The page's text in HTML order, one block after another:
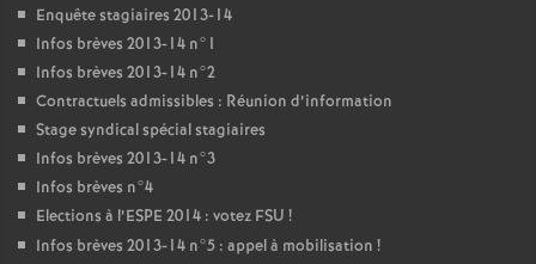
Enquête stagiaires 2013-14
Infos brèves 2013-14 n°1
Infos brèves 2013-14 n°2
Contractuels admissibles : Réunion d’information
Stage syndical spécial stagiaires
Infos brèves 2013-14 n°3
Infos brèves n°4
Elections à l’ESPE 2014 : votez FSU !
Infos brèves 2013-14 n°5 : appel à mobilisation !